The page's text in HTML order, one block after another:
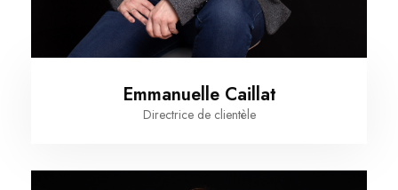
Emmanuelle Caillat
Directrice de clientèle